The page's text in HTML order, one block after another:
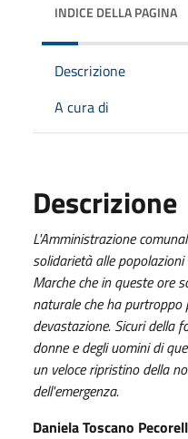
INDICE DELLA PAGINA
Descrizione
A cura di
Descrizione
L'Amministrazione
solidarietà alle
Marche che in queste ore
naturale che ha
devastazione. Sicuri della
donne e degli uomini di
un veloce ripristino della
dell'emergenza.
Daniela Toscano